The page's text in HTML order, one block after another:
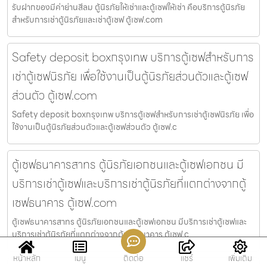
รับฝากของมีค่าย่านสีลม ตู้นิรภัยให้เช่าและตู้เซฟให้เช่า คือบริการตู้นิรภัย
สำหรับการเช่าตู้นิรภัยและเช่าตู้เซฟ ตู้เซฟ.com
Safety deposit boxกรุงเทพ บริการตู้เซฟสำหรับการ
เช่าตู้เซฟนิรภัย เพื่อใช้งานเป็นตู้นิรภัยส่วนตัวและตู้เซฟ
ส่วนตัว ตู้เซฟ.com
Safety deposit boxกรุงเทพ บริการตู้เซฟสำหรับการเช่าตู้เซฟนิรภัย เพื่อ
ใช้งานเป็นตู้นิรภัยส่วนตัวและตู้เซฟส่วนตัว ตู้เซฟ.c
ตู้เซฟธนาคารสาทร ตู้นิรภัยเอกชนและตู้เซฟเอกชน มี
บริการเช่าตู้เซฟและบริการเช่าตู้นิรภัยที่แตกต่างจากตู้
เซฟธนาคาร ตู้เซฟ.com
ตู้เซฟธนาคารสาทร ตู้นิรภัยเอกชนและตู้เซฟเอกชน มีบริการเช่าตู้เซฟและ
บริการเช่าตู้นิรภัยที่แตกต่างจากตู้เซฟธนาคาร ตู้เซฟ.c
หน้าหลัก เมนู ติดต่อ แชร์ เพิ่มเติม